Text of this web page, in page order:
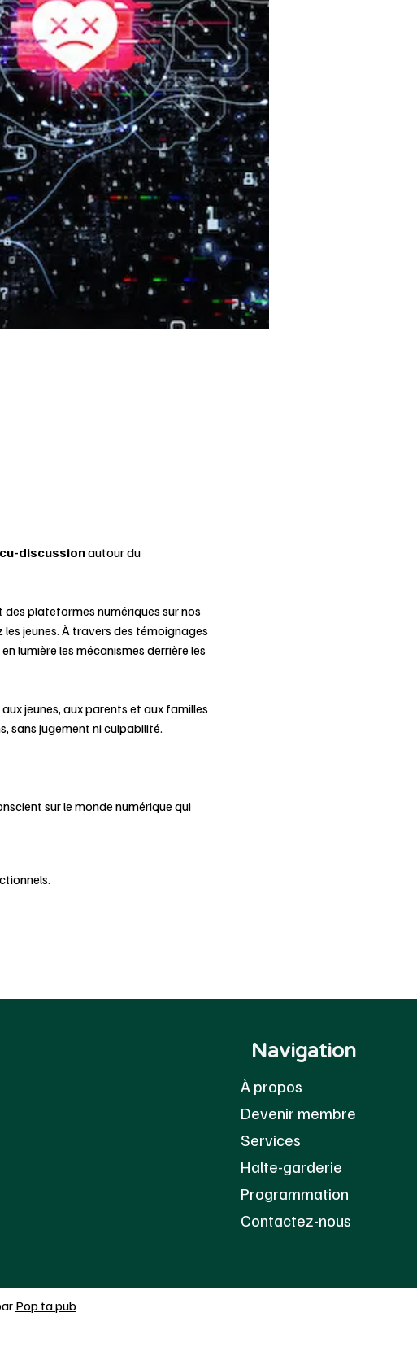
discussion autour du
plateformes numériques sur nos
jeunes. À travers des témoignages
lumière les mécanismes derrière les
jeunes, aux parents et aux familles
sans jugement ni culpabilité.
Navigation
À propos
Devenir membre
Services
Halte-garderie
Programmation
Contactez-nous
Pop ta pub